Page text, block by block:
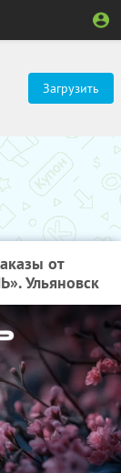
Загрузить
от
Ульяновск